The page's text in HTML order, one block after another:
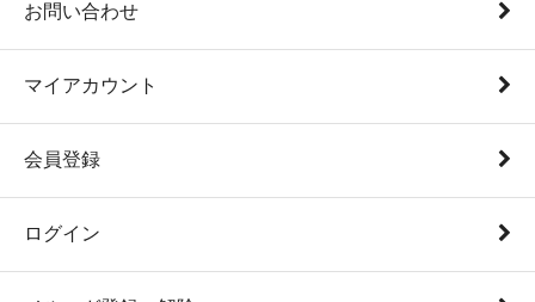
お問い合わせ
マイアカウント
会員登録
ログイン